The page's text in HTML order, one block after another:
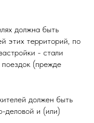
должна быть
этих территорий, по
- стали
(прежде
должен быть
деловой и (или)